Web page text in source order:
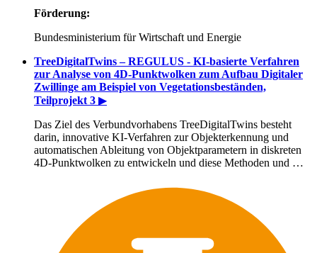
Förderung:
Bundesministerium für Wirtschaft und Energie
TreeDigitalTwins – REGULUS - KI-basierte Verfahren
zur Analyse von 4D-Punktwolken zum Aufbau Digitaler
Zwillinge am Beispiel von Vegetationsbeständen,
Teilprojekt 3 ▶
Das Ziel des Verbundvorhabens TreeDigitalTwins besteht
darin, innovative KI-Verfahren zur Objekterkennung und
automatischen Ableitung von Objektparametern in diskreten
4D-Punktwolken zu entwickeln und diese Methoden und …